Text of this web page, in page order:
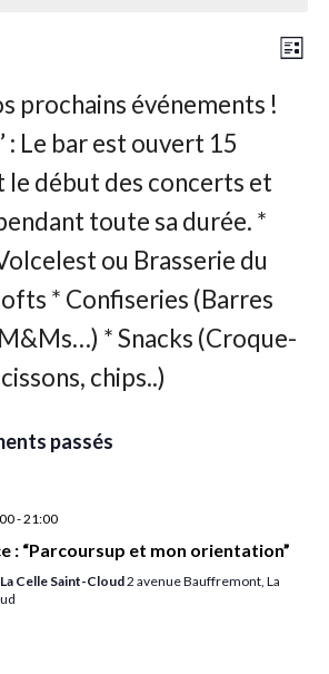
par
Liste
passés
-21:00
: “Parcoursup et mon orientation”
Celle Saint-Cloud2 avenue Bauffremont, La